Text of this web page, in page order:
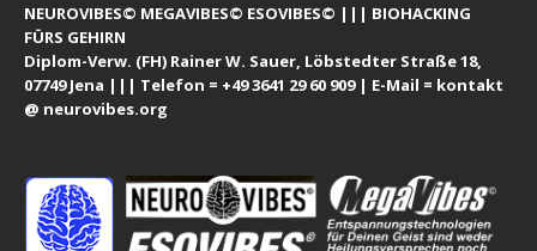
NEUROVIBES© MEGAVIBES© ESOVIBES© ||| BIOHACKING
FÜRS GEHIRN
Diplom-Verw. (FH) Rainer W. Sauer, Löbstedter Straße 18,
07749 Jena ||| Telefon = +49 3641 29 60 909 | E-Mail = kontakt
@ neurovibes.org